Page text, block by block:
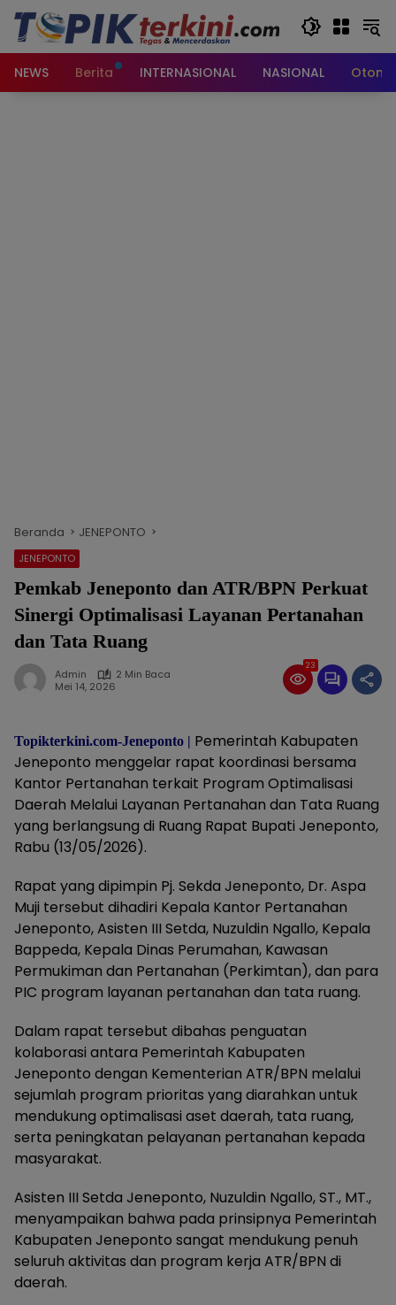
Langsung
konten
NEWS
Berita INTERNASIONAL NASIONAL
Beranda JENEPONTO
JENEPONTO
Pemkab Jeneponto dan ATR/BPN Perkuat
Sinergi Optimalisasi Layanan Pertanahan
dan Tata Ruang
Admin
2 Min Baca
Mei 14, 2026
23
Topikterkini.com-Jeneponto | Pemerintah Kabupaten
Jeneponto menggelar rapat koordinasi bersama
Kantor Pertanahan terkait Program Optimalisasi
Daerah Melalui Layanan Pertanahan dan Tata Ruang
yang berlangsung di Ruang Rapat Bupati Jeneponto,
Rabu (13/05/2026).
Rapat yang dipimpin Pj. Sekda Jeneponto, Dr. Aspa
Muji tersebut dihadiri Kepala Kantor Pertanahan
Jeneponto, Asisten III Setda, Nuzuldin Ngallo, Kepala
Bappeda, Kepala Dinas Perumahan, Kawasan
Permukiman dan Pertanahan (Perkimtan), dan para
PIC program layanan pertanahan dan tata ruang.
Dalam rapat tersebut dibahas penguatan
kolaborasi antara Pemerintah Kabupaten
Jeneponto dengan Kementerian ATR/BPN melalui
sejumlah program prioritas yang diarahkan untuk
mendukung optimalisasi aset daerah, tata ruang,
serta peningkatan pelayanan pertanahan kepada
masyarakat.
Asisten III Setda Jeneponto, Nuzuldin Ngallo, ST., MT.,
menyampaikan bahwa pada prinsipnya Pemerintah
Kabupaten Jeneponto sangat mendukung penuh
seluruh aktivitas dan program kerja ATR/BPN di
daerah.